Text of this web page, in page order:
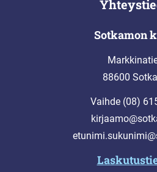
Sotkamon
88600
Vaihde (08)